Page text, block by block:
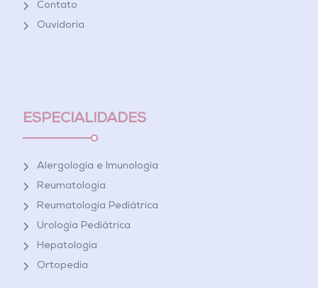
Contato
Ouvidoria
ESPECIALIDADES
Alergologia e Imunologia
Reumatologia
Reumatologia Pediátrica
Urologia Pediátrica
Hepatologia
Ortopedia